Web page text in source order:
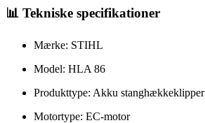
📊 Tekniske specifikationer
Mærke: STIHL
Model: HLA 86
Produkttype: Akku stanghækkeklipper
Motortype: EC-motor